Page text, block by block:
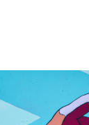
FRANÇAIS
ENGLISH